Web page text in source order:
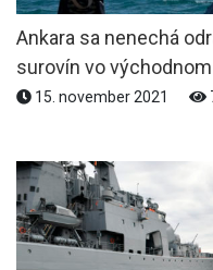
Ankara sa nenechá
surovín vo
15. november 2021